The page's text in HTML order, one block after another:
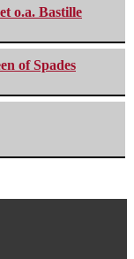
o.a. Bastille
of Spades